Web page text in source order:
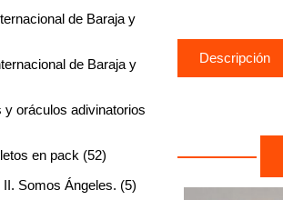
Descripción
de Baraja y
de Baraja y
y oráculos adivinatorios
en pack (52)
Somos Ángeles. (5)